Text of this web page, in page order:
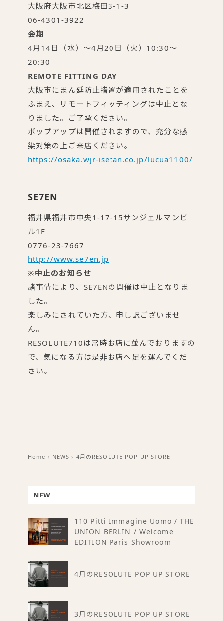
大阪府大阪市北区梅田3-1-3
06-4301-3922
会期
4月14日（水）～4月20日（火）10:30～
20:30
REMOTE FITTING DAY
大阪市にまん延防止措置が適用されたことを
ふまえ、リモートフィッティングは中止とな
りました。ご了承ください。
ポップアップは開催されますので、充分な感
染対策の上ご来店ください。
https://osaka.wjr-isetan.co.jp/lucua1100/
SE7EN
福井県福井市中央1-17-15サンジェルマンビ
ル1F
0776-23-7667
http://www.se7en.jp
※中止のお知らせ
諸事情により、SE7ENの開催は中止となりま
した。
楽しみにされていた方、申し訳ございませ
ん。
RESOLUTE710は常時お店に並んでおりますの
で、気になる方は是非お店へ足を運んでくだ
さい。
Home › NEWS › 4月のRESOLUTE POP UP STORE
NEW
110 Pitti Immagine Uomo / THE
UNION BERLIN / Welcome
EDITION Paris Showroom
4月のRESOLUTE POP UP STORE
3月のRESOLUTE POP UP STORE